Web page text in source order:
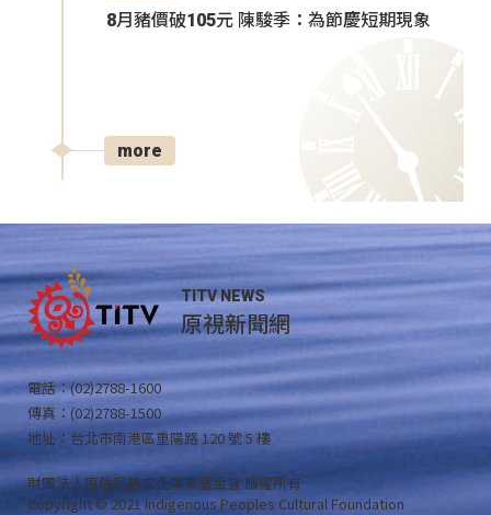
8月豬價破105元 陳駿季：為節慶短期現象
more
TITV NEWS
原視新聞網
電話：(02)2788-1600
傳真：(02)2788-1500
地址：台北市南港區重陽路 120 號 5 樓
財團法人原住民族文化事業基金會 版權所有
Copyright © 2021 Indigenous Peoples Cultural Foundation